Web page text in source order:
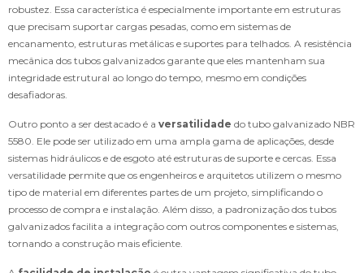
robustez. Essa característica é especialmente importante em estruturas
que precisam suportar cargas pesadas, como em sistemas de
encanamento, estruturas metálicas e suportes para telhados. A resistência
mecânica dos tubos galvanizados garante que eles mantenham sua
integridade estrutural ao longo do tempo, mesmo em condições
desafiadoras.
Outro ponto a ser destacado é a versatilidade do tubo galvanizado NBR
5580. Ele pode ser utilizado em uma ampla gama de aplicações, desde
sistemas hidráulicos e de esgoto até estruturas de suporte e cercas. Essa
versatilidade permite que os engenheiros e arquitetos utilizem o mesmo
tipo de material em diferentes partes de um projeto, simplificando o
processo de compra e instalação. Além disso, a padronização dos tubos
galvanizados facilita a integração com outros componentes e sistemas,
tornando a construção mais eficiente.